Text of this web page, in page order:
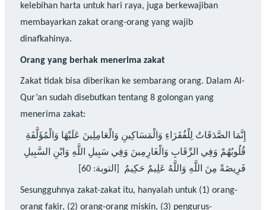
kelebihan harta untuk hari raya, juga berkewajiban
membayarkan zakat orang-orang yang wajib
dinafkahinya.
Orang yang berhak menerima zakat
Zakat tidak bisa diberikan ke sembarang orang. Dalam Al-
Qur’an sudah disebutkan tentang 8 golongan yang
menerima zakat:
إِنَّمَا الصَّدَقَاتُ لِلْفُقَرَاءِ وَالْمَسَاكِينِ وَالْعَامِلِينَ عَلَيْهَا وَالْمُؤَلَّفَةِ
قُلُوبُهُمْ وَفِي الرِّقَابِ وَالْغَارِمِينَ وَفِي سَبِيلِ اللَّهِ وَابْنِ السَّبِيلِ
فَرِيضَةً مِنَ اللَّهِ وَاللَّهُ عَلِيمٌ حَكِيمٌ [التوبة: 60]
Sesungguhnya zakat-zakat itu, hanyalah untuk (1) orang-
orang fakir, (2) orang-orang miskin, (3) pengurus-